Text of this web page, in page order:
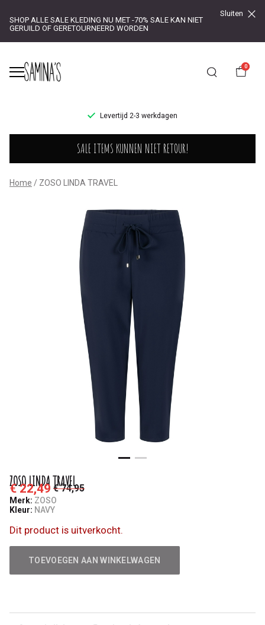
SHOP ALLE SALE KLEDING NU MET -70% SALE KAN NIET
GERUILD OF GERETOURNEERD WORDEN
Sluiten
0
Levertijd 2-3 werkdagen
ZOSO
LINDA
TRAVEL
SALE ITEMS KUNNEN NIET RETOUR!
Home ZOSO LINDA TRAVEL
ZOSO LINDA TRAVEL
€ 22,49 € 74,95
Merk: ZOSO
Kleur: NAVY
Dit product is uitverkocht.
TOEVOEGEN AAN WINKELWAGEN